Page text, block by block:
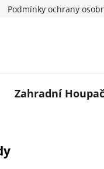
Podmínky ochrany
Zahradní